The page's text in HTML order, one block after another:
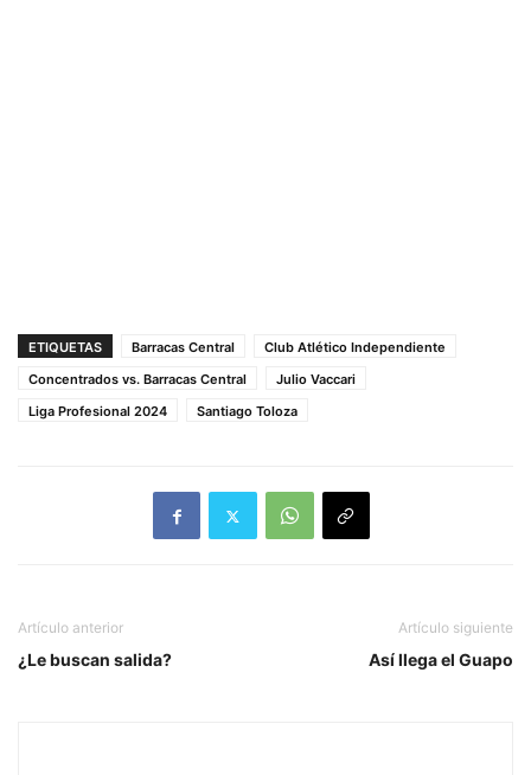
ETIQUETAS Barracas Central
Club Atlético Independiente
Concentrados vs. Barracas Central
Julio Vaccari
Liga Profesional 2024
Santiago Toloza
Artículo anterior
¿Le buscan salida?
Artículo siguiente
Así llega el Guapo